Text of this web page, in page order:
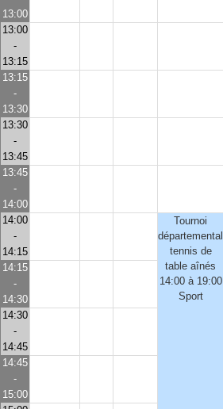
13:00
13:00
-
13:15
13:15
-
13:30
13:30
-
13:45
13:45
-
14:00
14:00
-
14:15
Tournoi
départemental
tennis de
table aînés
14:00 à 19:00
Sport
14:15
-
14:30
14:30
-
14:45
14:45
-
15:00